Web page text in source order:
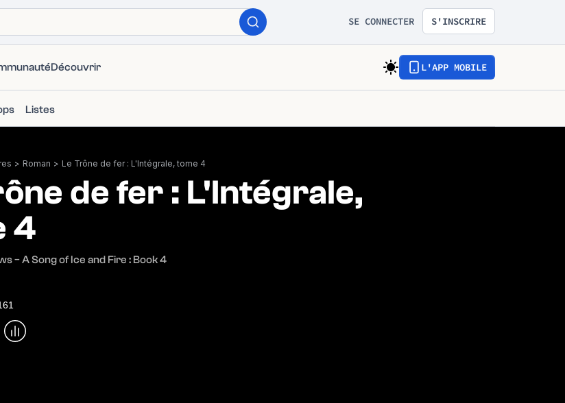
SE CONNECTER S'INSCRIRE
Découvrir L'APP MOBILE
Listes
> Roman > Le Trône de fer : L'Intégrale, tome 4
de fer : L'Intégrale,
4
− A Song of Ice and Fire : Book 4